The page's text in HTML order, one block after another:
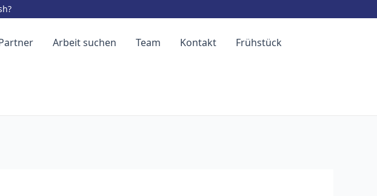
Arbeit suchen Team Kontakt Frühstück